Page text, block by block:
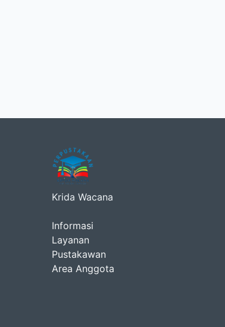
Krida Wacana
Informasi
Layanan
Pustakawan
Area Anggota